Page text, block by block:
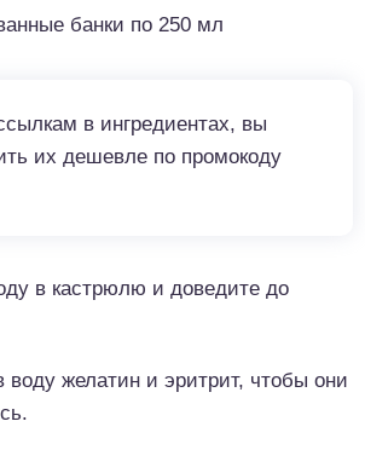
банки по 250 мл
в ингредиентах, вы
их дешевле по промокоду
в кастрюлю и доведите до
желатин и эритрит, чтобы они